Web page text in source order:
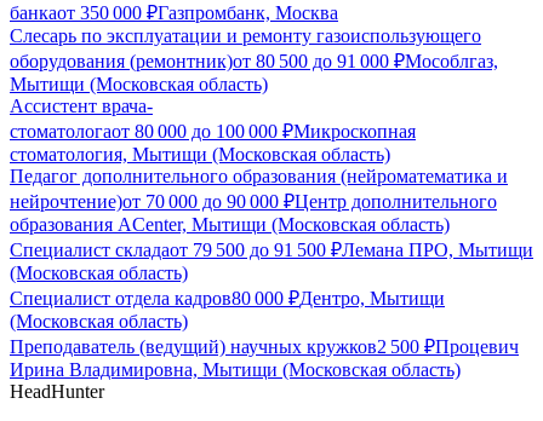
банкаот 350 000 ₽Газпромбанк, Москва
Слесарь по эксплуатации и ремонту газоиспользующего
оборудования (ремонтник)от 80 500 до 91 000 ₽Мособлгаз,
Мытищи (Московская область)
Ассистент врача-
стоматологаот 80 000 до 100 000 ₽Микроскопная
стоматология, Мытищи (Московская область)
Педагог дополнительного образования (нейроматематика и
нейрочтение)от 70 000 до 90 000 ₽Центр дополнительного
образования ACenter, Мытищи (Московская область)
Специалист складаот 79 500 до 91 500 ₽Лемана ПРО, Мытищи
(Московская область)
Специалист отдела кадров80 000 ₽Дентро, Мытищи
(Московская область)
Преподаватель (ведущий) научных кружков2 500 ₽Процевич
Ирина Владимировна, Мытищи (Московская область)
HeadHunter